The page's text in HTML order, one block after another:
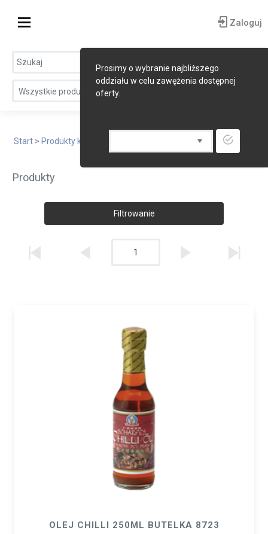
Zaloguj
Wszystkie produkty
Prosimy o wybranie najbliższego
oddziału w celu zawężenia dostępnej
oferty.
Start > Produkty kuchni orientalnej
Produkty
Filtrowanie
1
OLEJ CHILLI 250ML BUTELKA 8723